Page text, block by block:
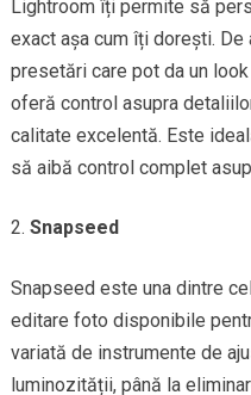
Lightroom îți permite să
exact așa cum îți dorești.
presetări care pot da un
oferă control asupra
calitate excelentă. Este
să aibă control complet
Snapseed
Snapseed este una dintre
editare foto disponibile
variată de instrumente de
luminozității, până la